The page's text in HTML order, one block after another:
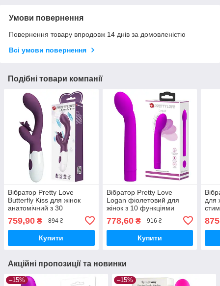
Умови повернення
Повернення товару впродовж 14 днів за домовленістю
Всі умови повернення
Подібні товари компанії
Вібратор Pretty Love
Butterfly Kiss для жінок
анатомічний з 30
режимами вібрації темно-
фіолетовий
759,90 ₴ 894 ₴
Купити
Вібратор Pretty Love
Logan фіолетовий для
жінок з 10 функціями
точки G
778,60₴ 916 ₴
Купити
для
Акційні пропозиції та новинки
–15% –15%